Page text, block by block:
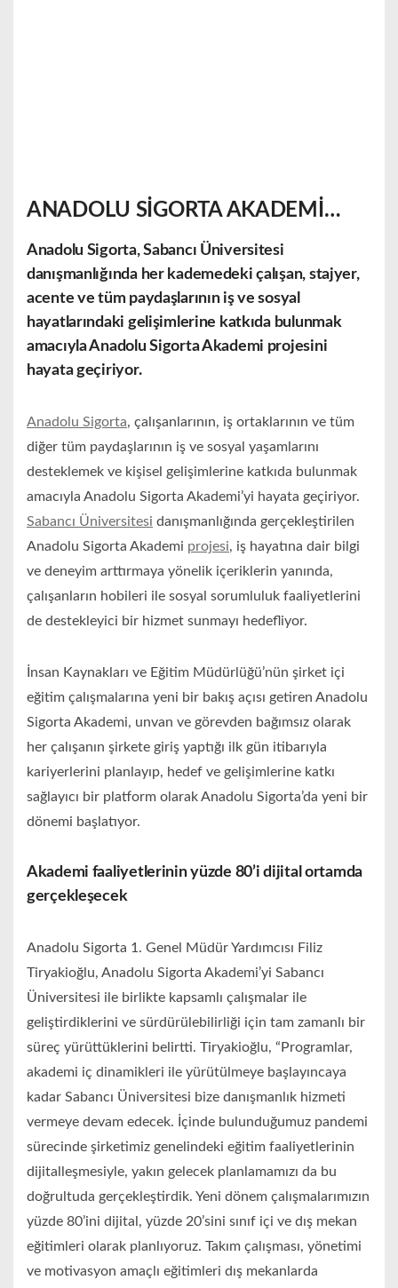
ANADOLU SİGORTA AKADEMİ…
Anadolu Sigorta, Sabancı Üniversitesi
danışmanlığında her kademedeki çalışan, stajyer,
acente ve tüm paydaşlarının iş ve sosyal
hayatlarındaki gelişimlerine katkıda bulunmak
amacıyla Anadolu Sigorta Akademi projesini
hayata geçiriyor.
Anadolu Sigorta, çalışanlarının, iş ortaklarının ve tüm
diğer tüm paydaşlarının iş ve sosyal yaşamlarını
desteklemek ve kişisel gelişimlerine katkıda bulunmak
amacıyla Anadolu Sigorta Akademi’yi hayata geçiriyor.
Sabancı Üniversitesi danışmanlığında gerçekleştirilen
Anadolu Sigorta Akademi projesi, iş hayatına dair bilgi
ve deneyim arttırmaya yönelik içeriklerin yanında,
çalışanların hobileri ile sosyal sorumluluk faaliyetlerini
de destekleyici bir hizmet sunmayı hedefliyor.
İnsan Kaynakları ve Eğitim Müdürlüğü’nün şirket içi
eğitim çalışmalarına yeni bir bakış açısı getiren Anadolu
Sigorta Akademi, unvan ve görevden bağımsız olarak
her çalışanın şirkete giriş yaptığı ilk gün itibarıyla
kariyerlerini planlayıp, hedef ve gelişimlerine katkı
sağlayıcı bir platform olarak Anadolu Sigorta’da yeni bir
dönemi başlatıyor.
Akademi faaliyetlerinin yüzde 80’i dijital ortamda
gerçekleşecek
Anadolu Sigorta 1. Genel Müdür Yardımcısı Filiz
Tiryakioğlu, Anadolu Sigorta Akademi’yi Sabancı
Üniversitesi ile birlikte kapsamlı çalışmalar ile
geliştirdiklerini ve sürdürülebilirliği için tam zamanlı bir
süreç yürüttüklerini belirtti. Tiryakioğlu, “Programlar,
akademi iç dinamikleri ile yürütülmeye başlayıncaya
kadar Sabancı Üniversitesi bize danışmanlık hizmeti
vermeye devam edecek. İçinde bulunduğumuz pandemi
sürecinde şirketimiz genelindeki eğitim faaliyetlerinin
dijitalleşmesiyle, yakın gelecek planlamamızı da bu
doğrultuda gerçekleştirdik. Yeni dönem çalışmalarımızın
yüzde 80’ini dijital, yüzde 20’sini sınıf içi ve dış mekan
eğitimleri olarak planlıyoruz. Takım çalışması, yönetimi
ve motivasyon amaçlı eğitimleri dış mekanlarda